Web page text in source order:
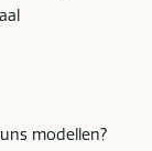
modellen?